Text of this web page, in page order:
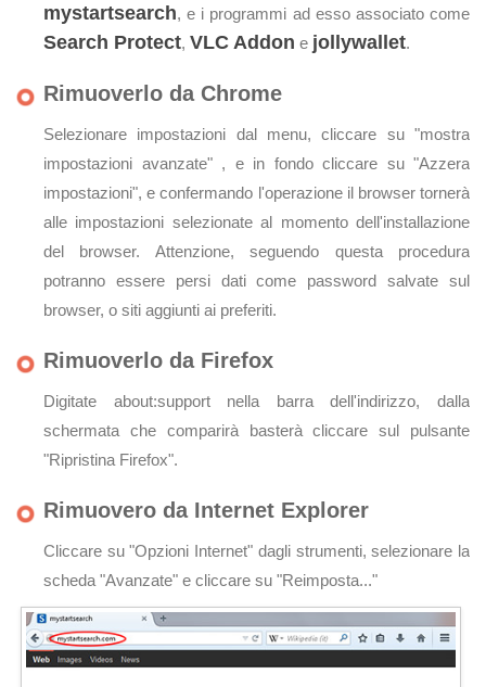
mystartsearch, e i programmi ad esso associato come
Search Protect, VLC Addon e jollywallet.
Rimuoverlo da Chrome
Selezionare impostazioni dal menu, cliccare su "mostra
impostazioni avanzate" , e in fondo cliccare su "Azzera
impostazioni", e confermando l'operazione il browser tornerà
alle impostazioni selezionate al momento dell'installazione
del browser. Attenzione, seguendo questa procedura
potranno essere persi dati come password salvate sul
browser, o siti aggiunti ai preferiti.
Rimuoverlo da Firefox
Digitate about:support nella barra dell'indirizzo, dalla
schermata che comparirà basterà cliccare sul pulsante
"Ripristina Firefox".
Rimuovero da Internet Explorer
Cliccare su "Opzioni Internet" dagli strumenti, selezionare la
scheda "Avanzate" e cliccare su "Reimposta..."